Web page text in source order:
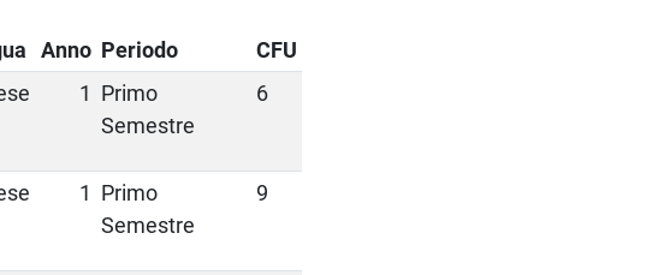
Anno Periodo
CFU
1 Primo
Semestre
6
1 Primo
Semestre
9